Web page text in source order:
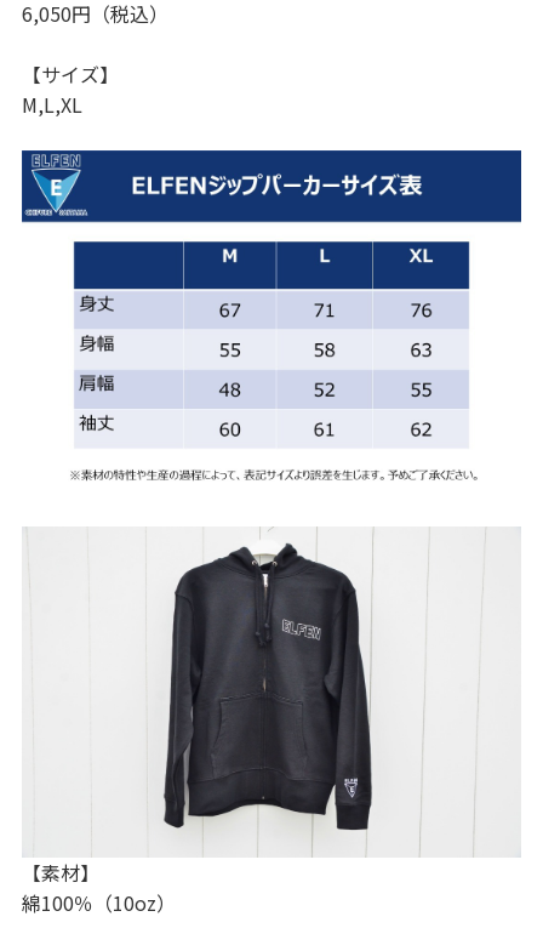
6,050円（税込）
【サイズ】
M,L,XL
【素材】
綿100％（10oz）